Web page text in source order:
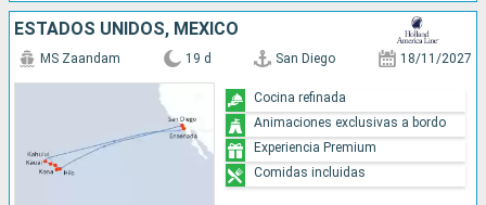
ESTADOS UNIDOS, MÉXICO
MS Zaandam 19 d San Diego 18/11/2027
Cocina refinada
Animaciones exclusivas a bordo
Experiencia Premium
Comidas incluidas